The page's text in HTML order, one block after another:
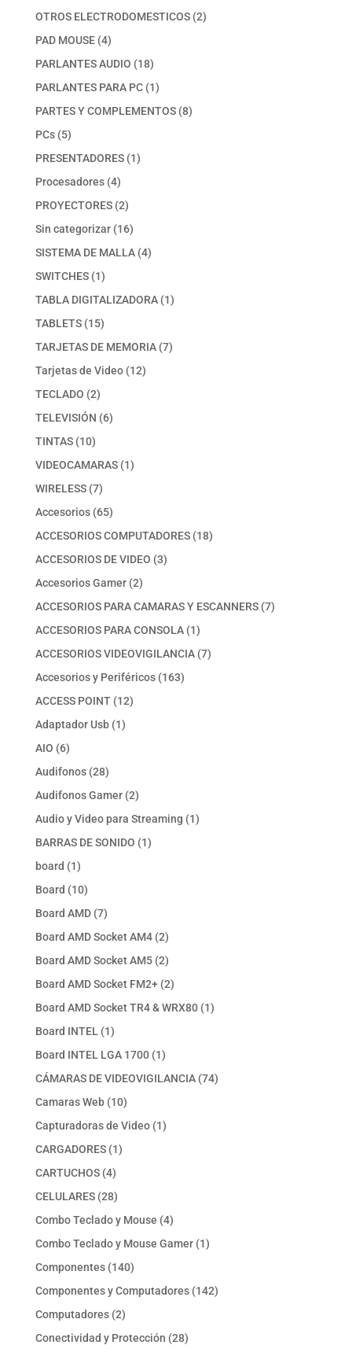
producto
OTROS ELECTRODOMESTICOS 22
PAD MOUSE 44
productos
PARLANTES AUDIO 1818
productos
PARLANTES PARA PC 11
producto
PARTES Y COMPLEMENTOS 88
PCs 55
productos
PRESENTADORES 11
Procesadores 44
productos
PROYECTORES 22
productos
Sin categorizar 1616
productos
SISTEMA DE MALLA 44
SWITCHES 11
producto
TABLA DIGITALIZADORA 11
TABLETS 1515
productos
TARJETAS DE MEMORIA 77
Tarjetas de Video 1212
TECLADO 22
productos
TELEVISIÓN 66
TINTAS 1010
productos
VIDEOCAMARAS 11
WIRELESS 77
productos
Accesorios 6565
productos
ACCESORIOS COMPUTADORES 1818
ACCESORIOS DE VIDEO 33
Accesorios Gamer 22
productos
ACCESORIOS PARA CAMARAS Y ESCANNERS 77
ACCESORIOS PARA CONSOLA 11
producto
ACCESORIOS VIDEOVIGILANCIA 77
Accesorios y Periféricos 163163
ACCESS POINT 1212
Adaptador Usb 11
AIO 66
productos
Audifonos 2828
productos
Audifonos Gamer 22
productos
Audio y Video para Streaming 11
BARRAS DE SONIDO 11
board 11
producto
Board 1010
productos
Board AMD 77
productos
Board AMD Socket AM4 22
productos
Board AMD Socket AM5 22
productos
Board AMD Socket FM2+ 22
productos
Board AMD Socket TR4 & WRX80 11
Board INTEL 11
producto
Board INTEL LGA 1700 11
producto
CÁMARAS DE VIDEOVIGILANCIA 7474
Camaras Web 1010
productos
Capturadoras de Video 11
CARGADORES 11
CARTUCHOS 44
productos
CELULARES 2828
productos
Combo Teclado y Mouse 44
productos
Combo Teclado y Mouse Gamer 11
Componentes 140140
productos
Componentes y Computadores 142142
Computadores 22
productos
Conectividad y Protección 2828